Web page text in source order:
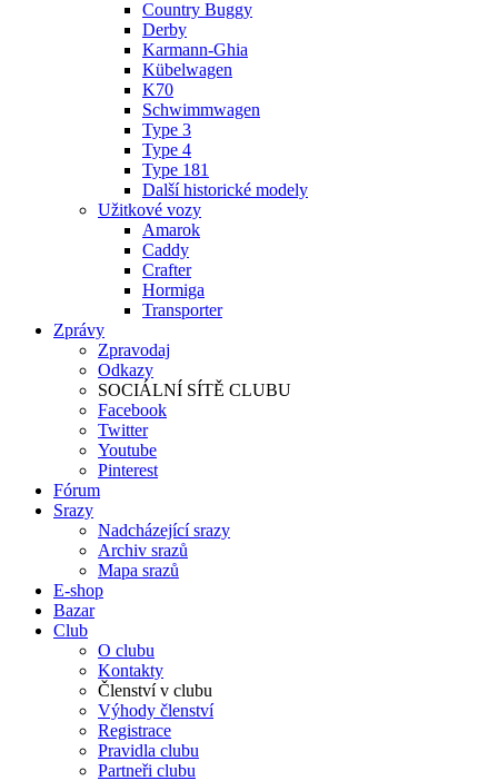
Country Buggy
Derby
Karmann-Ghia
Kübelwagen
K70
Schwimmwagen
Type 3
Type 4
Type 181
Další historické modely
Užitkové vozy
Amarok
Caddy
Crafter
Hormiga
Transporter
Zprávy
Zpravodaj
Odkazy
SOCIÁLNÍ SÍTĚ CLUBU
Facebook
Twitter
Youtube
Pinterest
Fórum
Srazy
Nadcházející srazy
Archiv srazů
Mapa srazů
E-shop
Bazar
Club
O clubu
Kontakty
Členství v clubu
Výhody členství
Registrace
Pravidla clubu
Partneři clubu